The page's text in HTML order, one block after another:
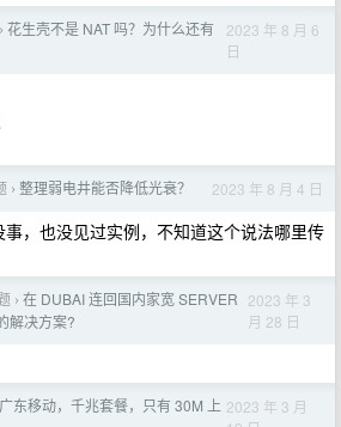
› 花生壳不是 NAT 吗？为什么还有
2023 年 8 月 6
日
› 整理弱电井能否降低光衰？ 2023 年 8 月 4 日
，也没见过实例，不知道这个说法哪里传
› 在 DUBAI 连回国内家宽 SERVER
解决方案?
2023 年 3
月 28 日
广东移动，千兆套餐，只有 30M 上 2023 年 3 月